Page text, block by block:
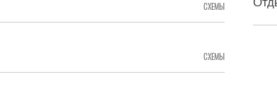
СХЕМЫ
СХЕМЫ